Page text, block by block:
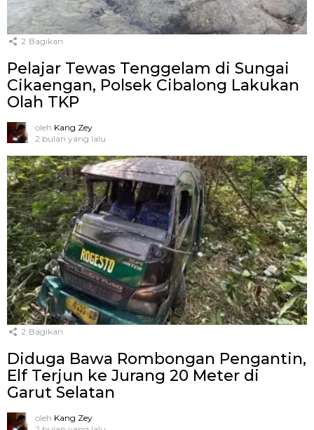
2 Bagikan
Pelajar Tewas Tenggelam di Sungai
Cikaengan, Polsek Cibalong Lakukan
Olah TKP
oleh Kang Zey
2 bulan yang lalu
2 Bagikan
Diduga Bawa Rombongan Pengantin,
Elf Terjun ke Jurang 20 Meter di
Garut Selatan
oleh Kang Zey